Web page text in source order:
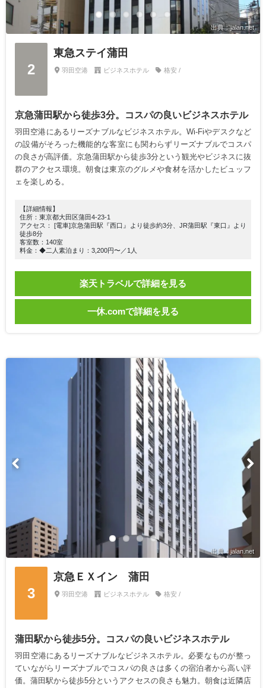
出典：jalan.net
2
東急ステイ蒲田
羽田空港 ビジネスホテル 格安 /
京急蒲田駅から徒歩3分。コスパの良いビジネスホテル
羽田空港にあるリーズナブルなビジネスホテル。Wi-Fiやデスクなど
の設備がそろった機能的な客室にも関わらずリーズナブルでコスパ
の良さが高評価。京急蒲田駅から徒歩3分という観光やビジネスに抜
群のアクセス環境。朝食は東京のグルメや食材を活かしたビュッフ
ェを楽しめる。
【詳細情報】
住所：東京都大田区蒲田4-23-1
アクセス： [電車]京急蒲田駅『西口』より徒歩約3分、JR蒲田駅『東口』より
徒歩8分
客室数：140室
料金：◆二人素泊まり：3,200円〜／1人
楽天トラベルで詳細を見る
一休.comで詳細を見る
出典：jalan.net
3
京急ＥＸイン 蒲田
羽田空港 ビジネスホテル 格安 /
蒲田駅から徒歩5分。コスパの良いビジネスホテル
羽田空港にあるリーズナブルなビジネスホテル。必要なものが整っ
ていながらリーズナブルでコスパの良さは多くの宿泊者から高い評
価。蒲田駅から徒歩5分というアクセスの良さも魅力。朝食は近隣店